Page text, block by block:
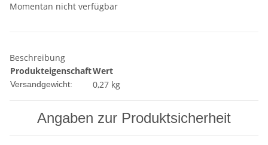
Momentan nicht verfügbar
Beschreibung
ProdukteigenschaftWert
Versandgewicht: 0,27 kg
Angaben zur Produktsicherheit